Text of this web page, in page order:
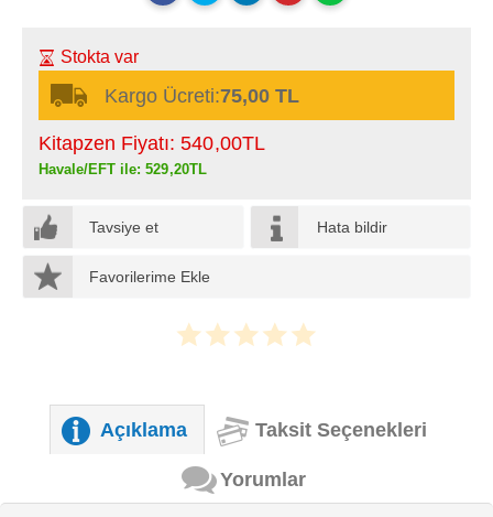
Stokta var
Kargo Ücreti:75,00 TL
Kitapzen Fiyatı: 540,00TL
Havale/EFT ile: 529,20TL
Tavsiye et Hata bildir
Favorilerime Ekle
Açıklama Taksit Seçenekleri
Yorumlar